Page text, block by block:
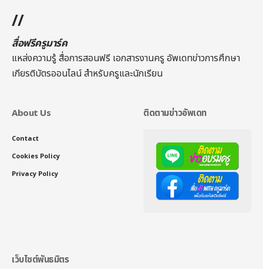
//
สื่อฟรีครูมาร์ค
แหล่งความรู้ สื่อการสอนฟรี เอกสารงานครู อัพเดทข่าวการศึกษา
เกียรติบัตรออนไลน์สำหรับครูและนักเรียน
About Us
Contact
Cookies Policy
Privacy Policy
ติดตามข่าวอัพเดท
เว็บไซต์พันธมิตร